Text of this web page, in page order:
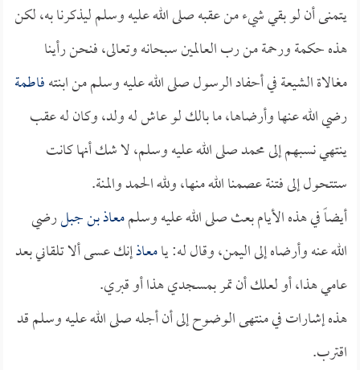
يتمنى أن لو بقي شيء من عقبه صلى الله عليه وسلم ليذكرنا به، لكن
هذه حكمة ورحمة من رب العالمين سبحانه وتعالى، فنحن رأينا
مغالاة الشيعة في أحفاد الرسول صلى الله عليه وسلم من ابنتهفاطمة
رضي الله عنها وأرضاها، ما بالك لو عاش له ولد، وكان له عقب
ينتهي نسبهم إلى محمد صلى الله عليه وسلم، لا شك أنها كانت
ستتحول إلى فتنة عصمنا الله منها، ولله الحمد والمنة.
أيضاً في هذه الأيام بعث صلى الله عليه وسلممعاذ بن جبلرضي
الله عنه وأرضاه إلى اليمن، وقال له: يامعاذإنك عسى ألا تلقاني بعد
عامي هذا، أو لعلك أن تمر بمسجدي هذا أو قبري.
هذه إشارات في منتهى الوضوح إلى أن أجله صلى الله عليه وسلم قد
اقترب.